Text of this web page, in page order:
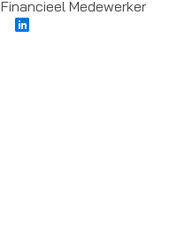
Financieel Medewerker